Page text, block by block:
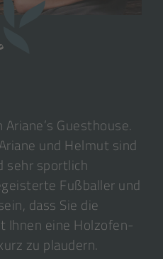
Guesthouse.
und Helmut sind
sportlich
Fußballer und
dass Sie die
Ihnen eine Holzofen-
zu plaudern.